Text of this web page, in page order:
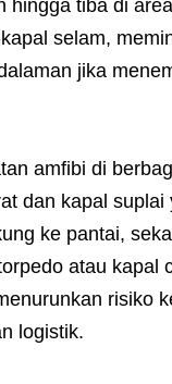
hingga tiba di
selam,
jika
amfibi di
dan kapal
ke pantai,
atau kapal
risiko
logistik.